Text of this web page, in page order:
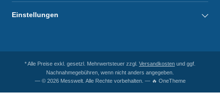
Einstellungen
* Alle Preise exkl. gesetzl. Mehrwertsteuer zzgl. Versandkosten und ggf.
Nachnahmegebühren, wenn nicht anders angegeben.
— © 2026 Messwelt. Alle Rechte vorbehalten. — 🔥 OneTheme